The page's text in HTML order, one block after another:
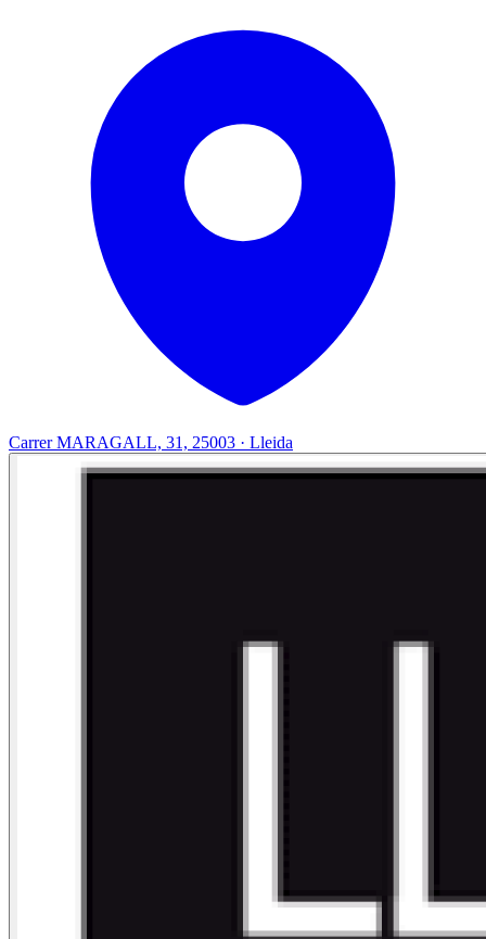
Carrer MARAGALL, 31, 25003 · Lleida